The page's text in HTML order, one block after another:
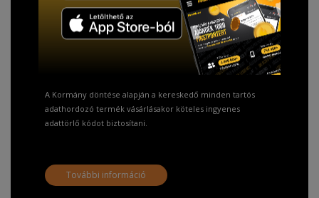
TISZTELT VÁSÁRLÓNK!
Fizetésnél kérje az ingyenes adattörlő kódot
adatainak biztonsága érdekében!
A Kormány döntése alapján a kereskedő minden tartós
adathordozó termék vásárlásakor köteles ingyenes
adattörlő kódot biztosítani.
További információ